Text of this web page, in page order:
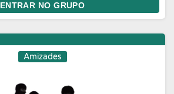
ENTRAR NO GRUPO
Amizades